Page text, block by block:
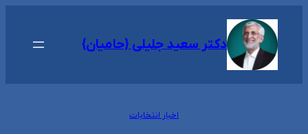
محتوا
دکتر سعید جلیلی {حامیان}
اخبار انتخابات